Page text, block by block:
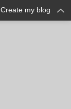
Create my blog